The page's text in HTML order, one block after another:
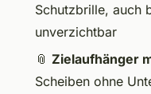
Schutzbrille, auch
unverzichtbar
📎 Zielaufhänger
Scheiben ohne